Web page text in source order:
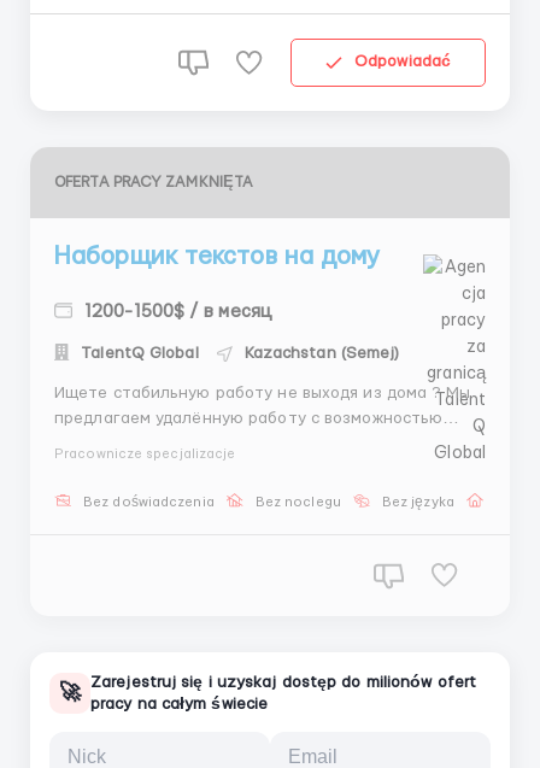
Odpowiadać
OFERTA PRACY ZAMKNIĘTA
Наборщик текстов на дому
1200-1500$ / в месяц
TalentQ Global Kazachstan (Semej)
Ищете стабильную работу не выходя из дома ? Мы
предлагаем удалённую работу с возможностью
Ответственность и коммуникативные навыки.
Pracownicze specjalizacje
Bez doświadczenia Bez noclegu Bez języka
🚀
Zarejestruj się i uzyskaj dostęp do milionów ofert
pracy na całym świecie